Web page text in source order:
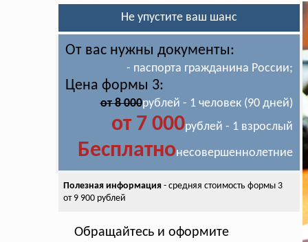
Не упустите ваш шанс
От вас нужны документы:
- паспорта гражданина России;
Цена формы 3:
от 8 000рублей - 1 человек (90 дней)
от 7 000рублей - 1 взрослый
Бесплатнонесовершеннолетние
Полезная информация- средняя стоимость формы 3
от 9 900 рублей
Обращайтесь и оформите